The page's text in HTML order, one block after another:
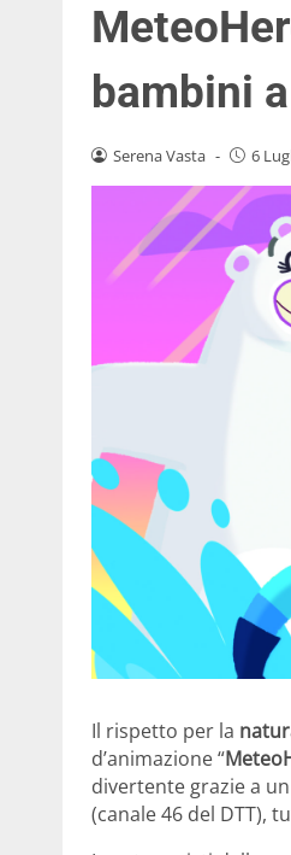
bambini
Serena Vasta - 6
Il rispetto per la
d’animazione “
divertente grazie a
(canale 46 del DTT),